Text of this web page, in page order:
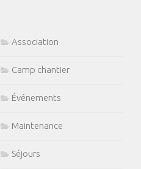
Association
Camp chantier
Événements
Maintenance
Séjours